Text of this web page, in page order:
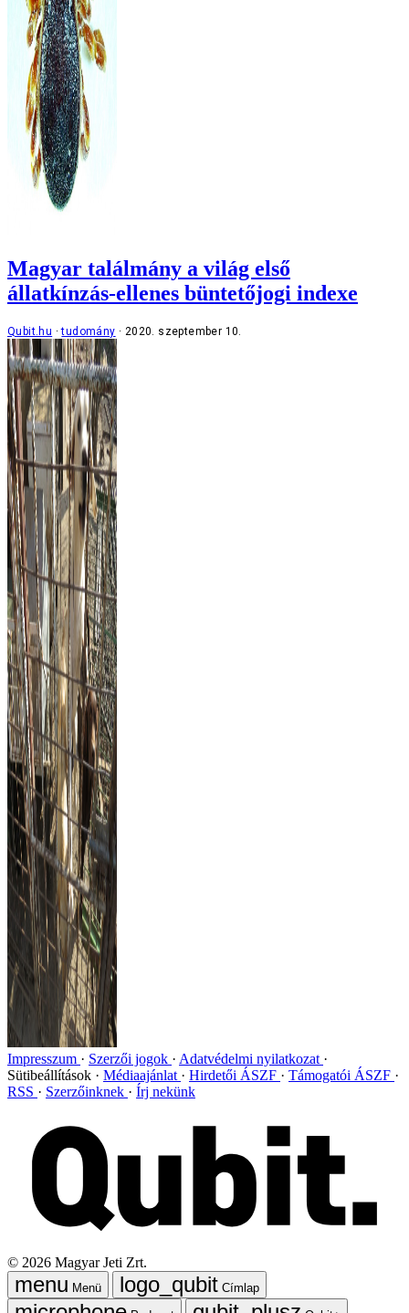
Magyar találmány a világ első
állatkínzás-ellenes büntetőjogi indexe
Qubit.hu tudomány 2020. szeptember 10.
Impresszum Szerzői jogok
Adatvédelmi nyilatkozat
Sütibeállítások
Médiaajánlat Hirdetői ÁSZF
Támogatói ÁSZF
RSS
Szerzőinknek Írj nekünk
© 2026 Magyar Jeti Zrt.
Menü
Címlap